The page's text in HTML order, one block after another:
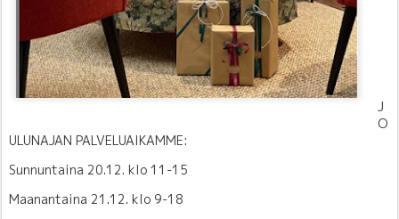
J
O
ULUNAJAN PALVELUAIKAMME:
Sunnuntaina 20.12. klo 11-15
Maanantaina 21.12. klo 9-18